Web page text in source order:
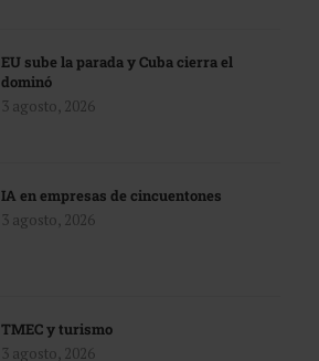
EU sube la parada y Cuba cierra el
dominó
3 agosto, 2026
IA en empresas de cincuentones
3 agosto, 2026
TMEC y turismo
3 agosto, 2026